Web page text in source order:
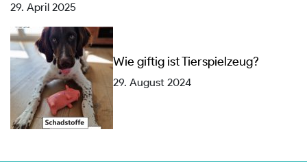
29. April 2025
Wie giftig ist Tierspielzeug?
29. August 2024